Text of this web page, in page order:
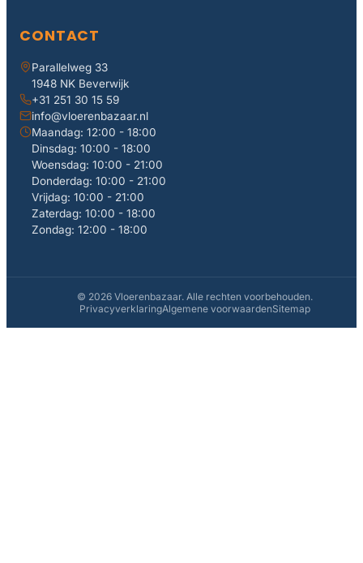
CONTACT
Parallelweg 33
1948 NK Beverwijk
+31 251 30 15 59
info@vloerenbazaar.nl
Maandag: 12:00 - 18:00
Dinsdag: 10:00 - 18:00
Woensdag: 10:00 - 21:00
Donderdag: 10:00 - 21:00
Vrijdag: 10:00 - 21:00
Zaterdag: 10:00 - 18:00
Zondag: 12:00 - 18:00
© 2026 Vloerenbazaar. Alle rechten voorbehouden.
PrivacyverklaringAlgemene voorwaardenSitemap